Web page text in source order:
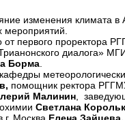
изменения климата в
мероприятий.
от первого проректора
диалога»
Борма
помощник ректора
Малинин ,
Светлана